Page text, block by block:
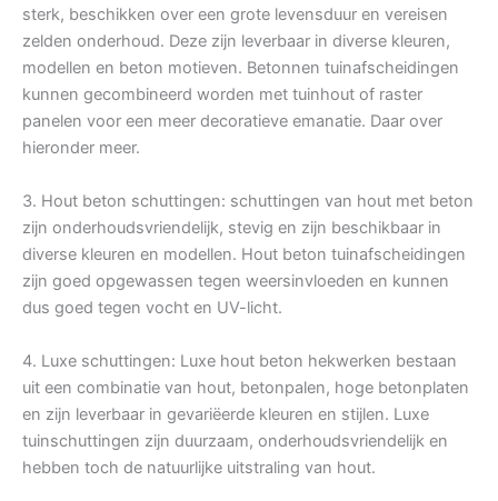
sterk, beschikken over een grote levensduur en vereisen
zelden onderhoud. Deze zijn leverbaar in diverse kleuren,
modellen en beton motieven. Betonnen tuinafscheidingen
kunnen gecombineerd worden met tuinhout of raster
panelen voor een meer decoratieve emanatie. Daar over
hieronder meer.
3. Hout beton schuttingen: schuttingen van hout met beton
zijn onderhoudsvriendelijk, stevig en zijn beschikbaar in
diverse kleuren en modellen. Hout beton tuinafscheidingen
zijn goed opgewassen tegen weersinvloeden en kunnen
dus goed tegen vocht en UV-licht.
4. Luxe schuttingen: Luxe hout beton hekwerken bestaan
uit een combinatie van hout, betonpalen, hoge betonplaten
en zijn leverbaar in gevariëerde kleuren en stijlen. Luxe
tuinschuttingen zijn duurzaam, onderhoudsvriendelijk en
hebben toch de natuurlijke uitstraling van hout.